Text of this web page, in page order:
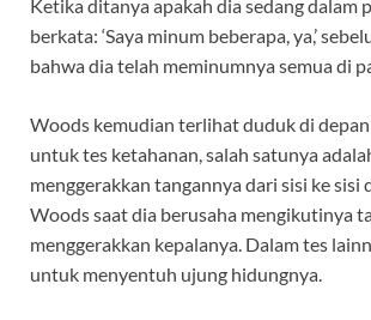
Ketika ditanya apakah dia sedang dalam
berkata: ‘Saya minum beberapa, ya,’
bahwa dia telah meminumnya semua di
Woods kemudian terlihat duduk di
untuk tes ketahanan, salah satunya
menggerakkan tangannya dari sisi ke sisi
Woods saat dia berusaha mengikutinya
menggerakkan kepalanya. Dalam tes
untuk menyentuh ujung hidungnya.